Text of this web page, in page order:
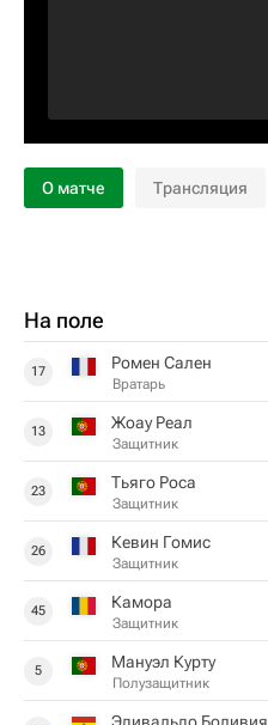
О матче Трансляция
На поле
17 Ромен Сален
Вратарь
13 Жоау Реал
Защитник
23 Тьяго Роса
Защитник
26 Кевин Гомис
Защитник
45 Камора
Защитник
5 Мануэл Курту
Полузащитник